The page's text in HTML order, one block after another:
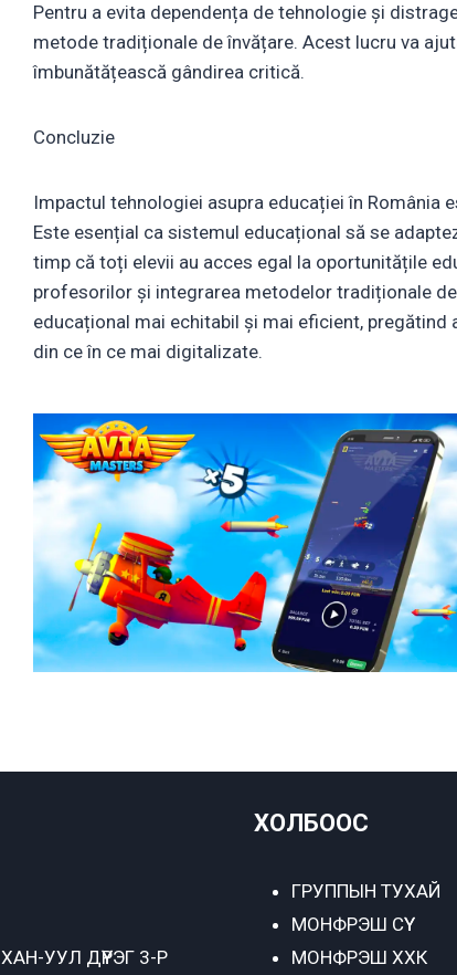
Pentru a evita dependența de tehnologie și
metode tradiționale de învățare. Acest lucru va
îmbunătățească gândirea critică.
Concluzie
Impactul tehnologiei asupra educației în România
Este esențial ca sistemul educațional să se
timp că toți elevii au acces egal la oportunitățile
profesorilor și integrarea metodelor tradiționale
educațional mai echitabil și mai eficient,
din ce în ce mai digitalizate.
ХАН-УУЛ ДҮҮРЭГ 3-Р
ХОЛБООС
ГРУППЫН ТУХАЙ
МОНФРЭШ СҮҮ
МОНФРЭШ ХХК